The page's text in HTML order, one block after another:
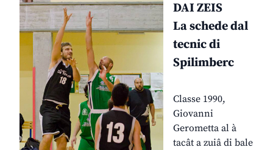
DAI ZEIS
La schede dal
tecnic di
Spilimberc
Classe 1990,
Giovanni
Gerometta al à
tacât a zuiâ di bale